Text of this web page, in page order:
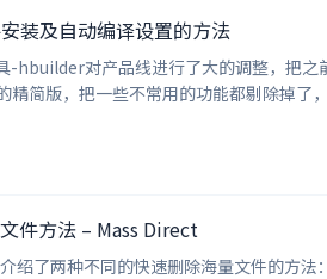
装及自动编译设置的方法
-hbuilder对产品线进行了大的调整，把
件方法 – Mass Direct
绍了两种不同的快速删除海量文件的方